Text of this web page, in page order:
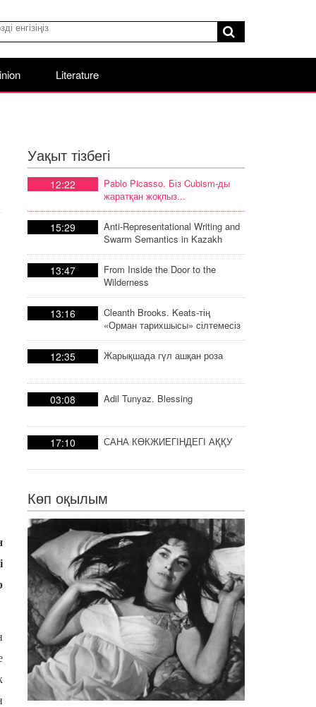
Literature
Уақыт тізбегі
12:22
Pablo Picasso. Біз Cubism-ды
жаратқан жоқпыз...
15:29
Anti-Representational Writing and
Swarm Semantics in Kazakh
Poetic Discourse
13:47
From Inside the Door to the
Wilderness
13:16
Cleanth Brooks. Keats-тің
«Орман тарихшысы» сілтемесіз
тарих
12:35 Жарықшада гүл ашқан роза
03:08 Adil Tunyaz. Blessing
17:10 САНА КӨКЖИЕГІНДЕГІ АҚҚУ
Көп оқылым